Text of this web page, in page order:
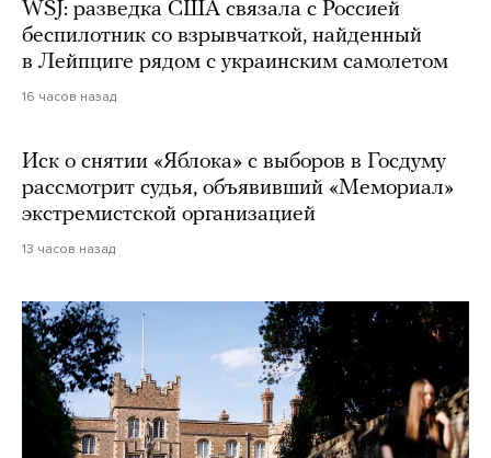
WSJ: разведка США связала с Россией
беспилотник со взрывчаткой, найденный
в Лейпциге рядом с украинским самолетом
16 часов назад
Иск о снятии «Яблока» с выборов в Госдуму
рассмотрит судья, объявивший «Мемориал»
экстремистской организацией
13 часов назад